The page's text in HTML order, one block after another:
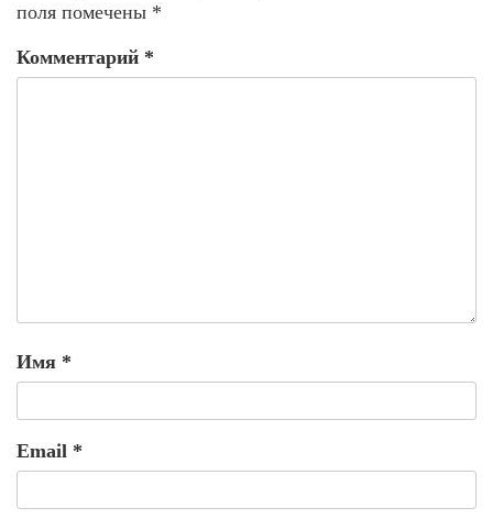
поля помечены *
Комментарий *
Имя *
Email *